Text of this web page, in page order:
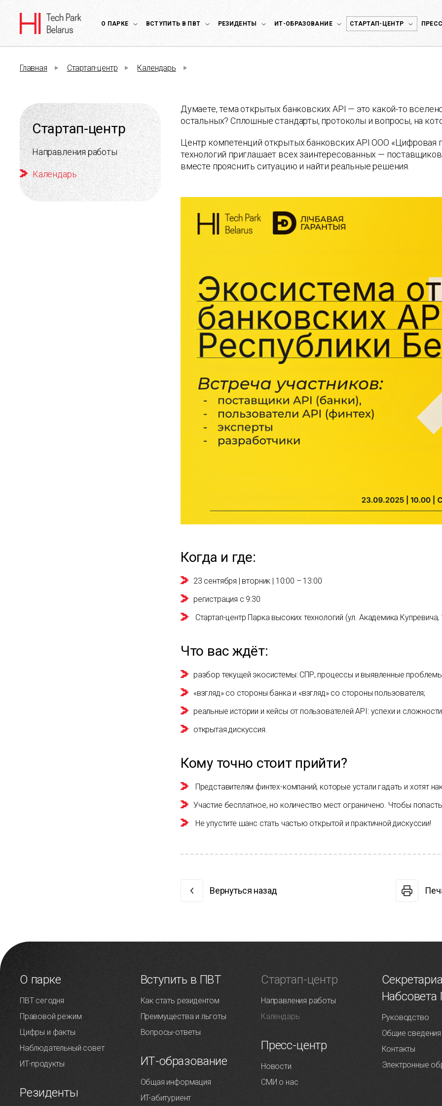
О ПАРКЕ ВСТУПИТЬ В ПВТ РЕЗИДЕНТЫ ИТ-ОБРАЗОВАНИЕ СТАРТАП-ЦЕНТР
Главная Стартап-центр Календарь
Стартап-центр
Направления работы
Календарь
Думаете, тема открытых банковских API — это какой-то
остальных? Сплошные стандарты, протоколы и вопросы, на
Центр компетенций открытых банковских API ООО «Цифровая
технологий приглашает всех заинтересованных —
вместе прояснить ситуацию и найти реальные решения.
Когда и где:
23 сентября | вторник | 10:00 – 13:00
регистрация с 9:30
Стартап-центр Парка высоких технологий (ул. Академика Купревича,
Что вас ждёт:
разбор текущей экосистемы: СПР, процессы и выявленные
«взгляд» со стороны банка и «взгляд» со стороны пользователя;
реальные истории и кейсы от пользователей API: успехи и
открытая дискуссия.
Кому точно стоит прийти?
Представителям финтех-компаний, которые устали гадать и хотят
Участие бесплатное, но количество мест ограничено. Чтобы
Не упустите шанс стать частью открытой и практичной дискуссии!
Вернуться назад
О парке
ПВТ сегодня
Правовой режим
Цифры и факты
Наблюдательный совет
ИТ-продукты
Резиденты
Вступить в ПВТ
Как стать резидентом
Преимущества и льготы
Вопросы-ответы
ИТ-образование
Общая информация
ИT-абитуриент
Стартап-центр
Направления работы
Календарь
Пресс-центр
Новости
СМИ о нас
Руководство
Общие сведения
Контакты
Электронные